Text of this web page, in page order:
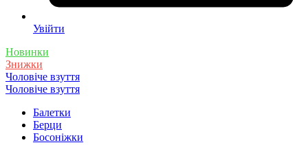
Увійти
Новинки
Знижки
Чоловіче взуття
Чоловіче взуття
Балетки
Берци
Босоніжки